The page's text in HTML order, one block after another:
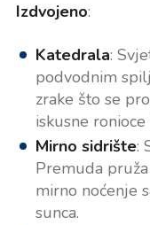
Izdvojeno:
Katedrala:
podvodnim
zrake što se
iskusne
Mirno sidrište:
Premuda
mirno noćenje
sunca.